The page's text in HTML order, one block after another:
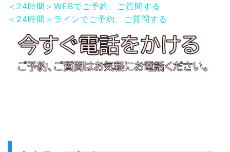
＜24時間＞WEBでご予約、ご質問する
＜24時間＞ラインでご予約、ご質問する